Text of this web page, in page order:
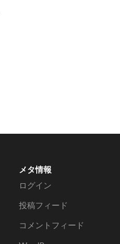
メタ情報
ログイン
投稿フィード
コメントフィード